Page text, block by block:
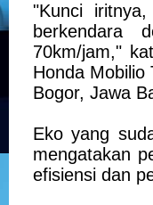
"Kunci
berkendara
70km/jam,"
Honda
Bogor, Jawa
Eko yang
mengatakan
efisiensi dan